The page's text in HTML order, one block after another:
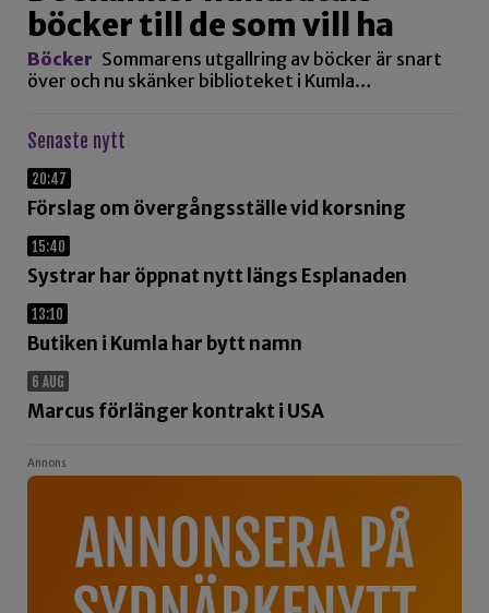
böcker till de som vill ha
Böcker Sommarens utgallring av böcker är snart
över och nu skänker biblioteket i Kumla…
Senaste nytt
20:47
Förslag om övergångsställe vid korsning
15:40
Systrar har öppnat nytt längs Esplanaden
13:10
Butiken i Kumla har bytt namn
6 AUG
Marcus förlänger kontrakt i USA
Annons